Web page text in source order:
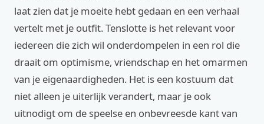
laat zien dat je moeite hebt gedaan en een verhaal
vertelt met je outfit. Tenslotte is het relevant voor
iedereen die zich wil onderdompelen in een rol die
draait om optimisme, vriendschap en het omarmen
van je eigenaardigheden. Het is een kostuum dat
niet alleen je uiterlijk verandert, maar je ook
uitnodigt om de speelse en onbevreesde kant van